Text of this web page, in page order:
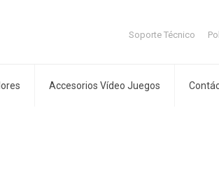
Accesorios Vídeo Juegos
Soporte Técnico